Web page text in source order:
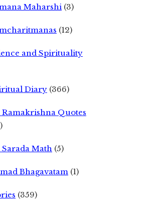
Maharshi (3)
(12)
and Spirituality
Diary (366)
Ramakrishna Quotes
Math (5)
Bhagavatam (1)
(359)